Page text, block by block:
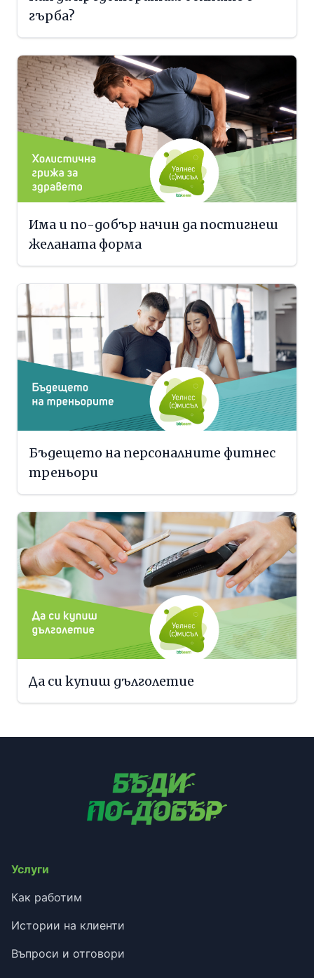
гърба?
Има и по-добър начин да постигнеш
желаната форма
Бъдещето на персоналните фитнес
треньори
Да си купиш дълголетие
Услуги
Как работим
Истории на клиенти
Въпроси и отговори